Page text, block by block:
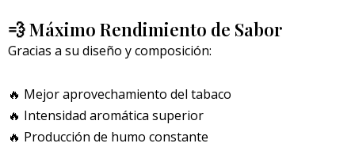
💨 Máximo Rendimiento de Sabor
Gracias a su diseño y composición:
🔥 Mejor aprovechamiento del tabaco
🔥 Intensidad aromática superior
🔥 Producción de humo constante